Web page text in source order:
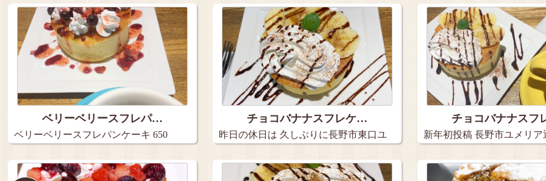
ベリーベリースフレパ…
ベリーベリースフレパンケーキ 650
チョコバナナスフレケ…
昨日の休日は 久しぶりに長野市東口ユ
チョコバナナスフ
新年初投稿 長野市ユメリア